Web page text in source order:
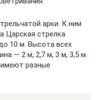
арки. К ним
Царская стрелка
10 м. Высота всех
— 2 м, 2,7 м, 3 м, 3,5 м.
разные